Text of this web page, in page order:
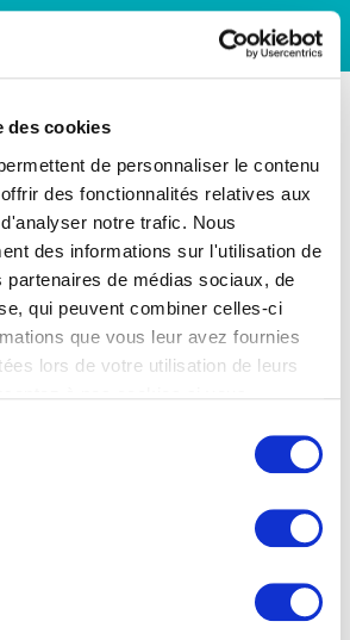
des cookies
de personnaliser le contenu
des fonctionnalités relatives aux
notre trafic. Nous
des informations sur l'utilisation de
partenaires de médias sociaux, de
qui peuvent combiner celles-ci
que vous leur avez fournies
lors de votre utilisation de leurs